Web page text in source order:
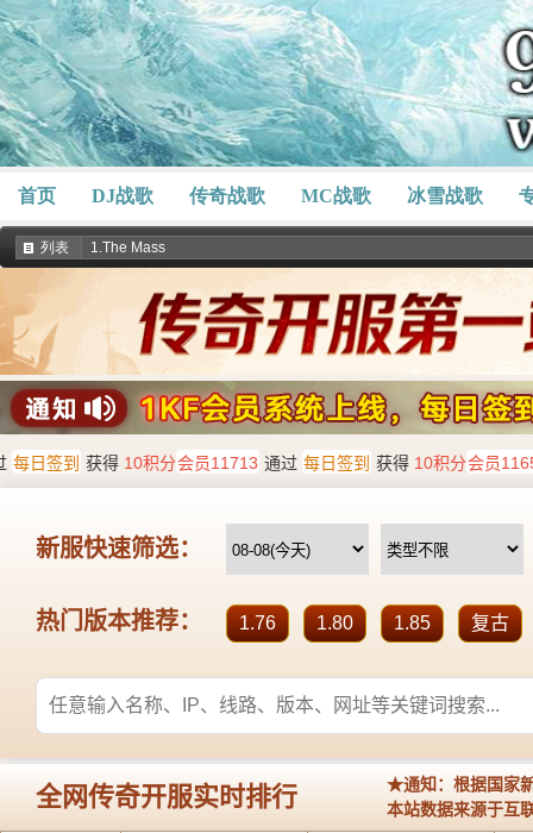
首页 DJ战歌 传奇战歌 MC战歌 冰雪战歌